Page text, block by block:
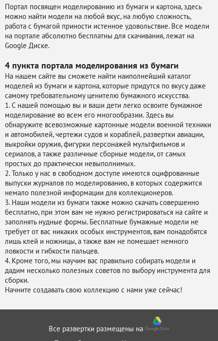
Портал посвящен моделированию из бумаги и картона, здесь
можно найти модели на любой вкус, на любую сложность,
работа с бумагой приности истенное удовольствие. Все модели
на портале абсолютно бесплатны для скачивания, лежат на
Google Диске.
4 пункта портала моделирования из бумаги
На нашем сайте вы сможете найти наиполнейший каталог
моделей из бумаги и картона, которые придутся по вкусу даже
самому требовательному ценителю бумажного искусства.
1. С нашей помощью вы и ваши дети легко освоите бумажное
моделирование во всем его многообразии. Здесь вы
обнаружите всевозможные картонные модели военной техники
и автомобилей, чертежи судов и кораблей, развертки авиации,
выкройки оружия, фигурки персонажей мультфильмов и
сериалов, а также различные сборные модели, от самых
простых до практически невыполнимых.
2. Только у нас в свободном доступе имеются оцифрованные
выпуски журналов по моделированию, в которых содержится
немало полезной информации для коллекционеров.
3. Наши модели из бумаги также можно скачать совершенно
бесплатно, при этом вам не нужно регистрироваться на сайте и
заполнять нудные формы. Бесплатные бумажные модели не
требует от вас никаких особых инструментов, вам понадобятся
лишь клей и ножницы, а также вам не помешает немного
ловкости и гибкости пальцев.
4. Кроме того, мы научим вас правильно собирать модели и
дадим несколько полезных советов по выбору инструмента для
сборки.
Начните создавать свою коллекцию с нами уже сейчас!
Все развертки размещены на